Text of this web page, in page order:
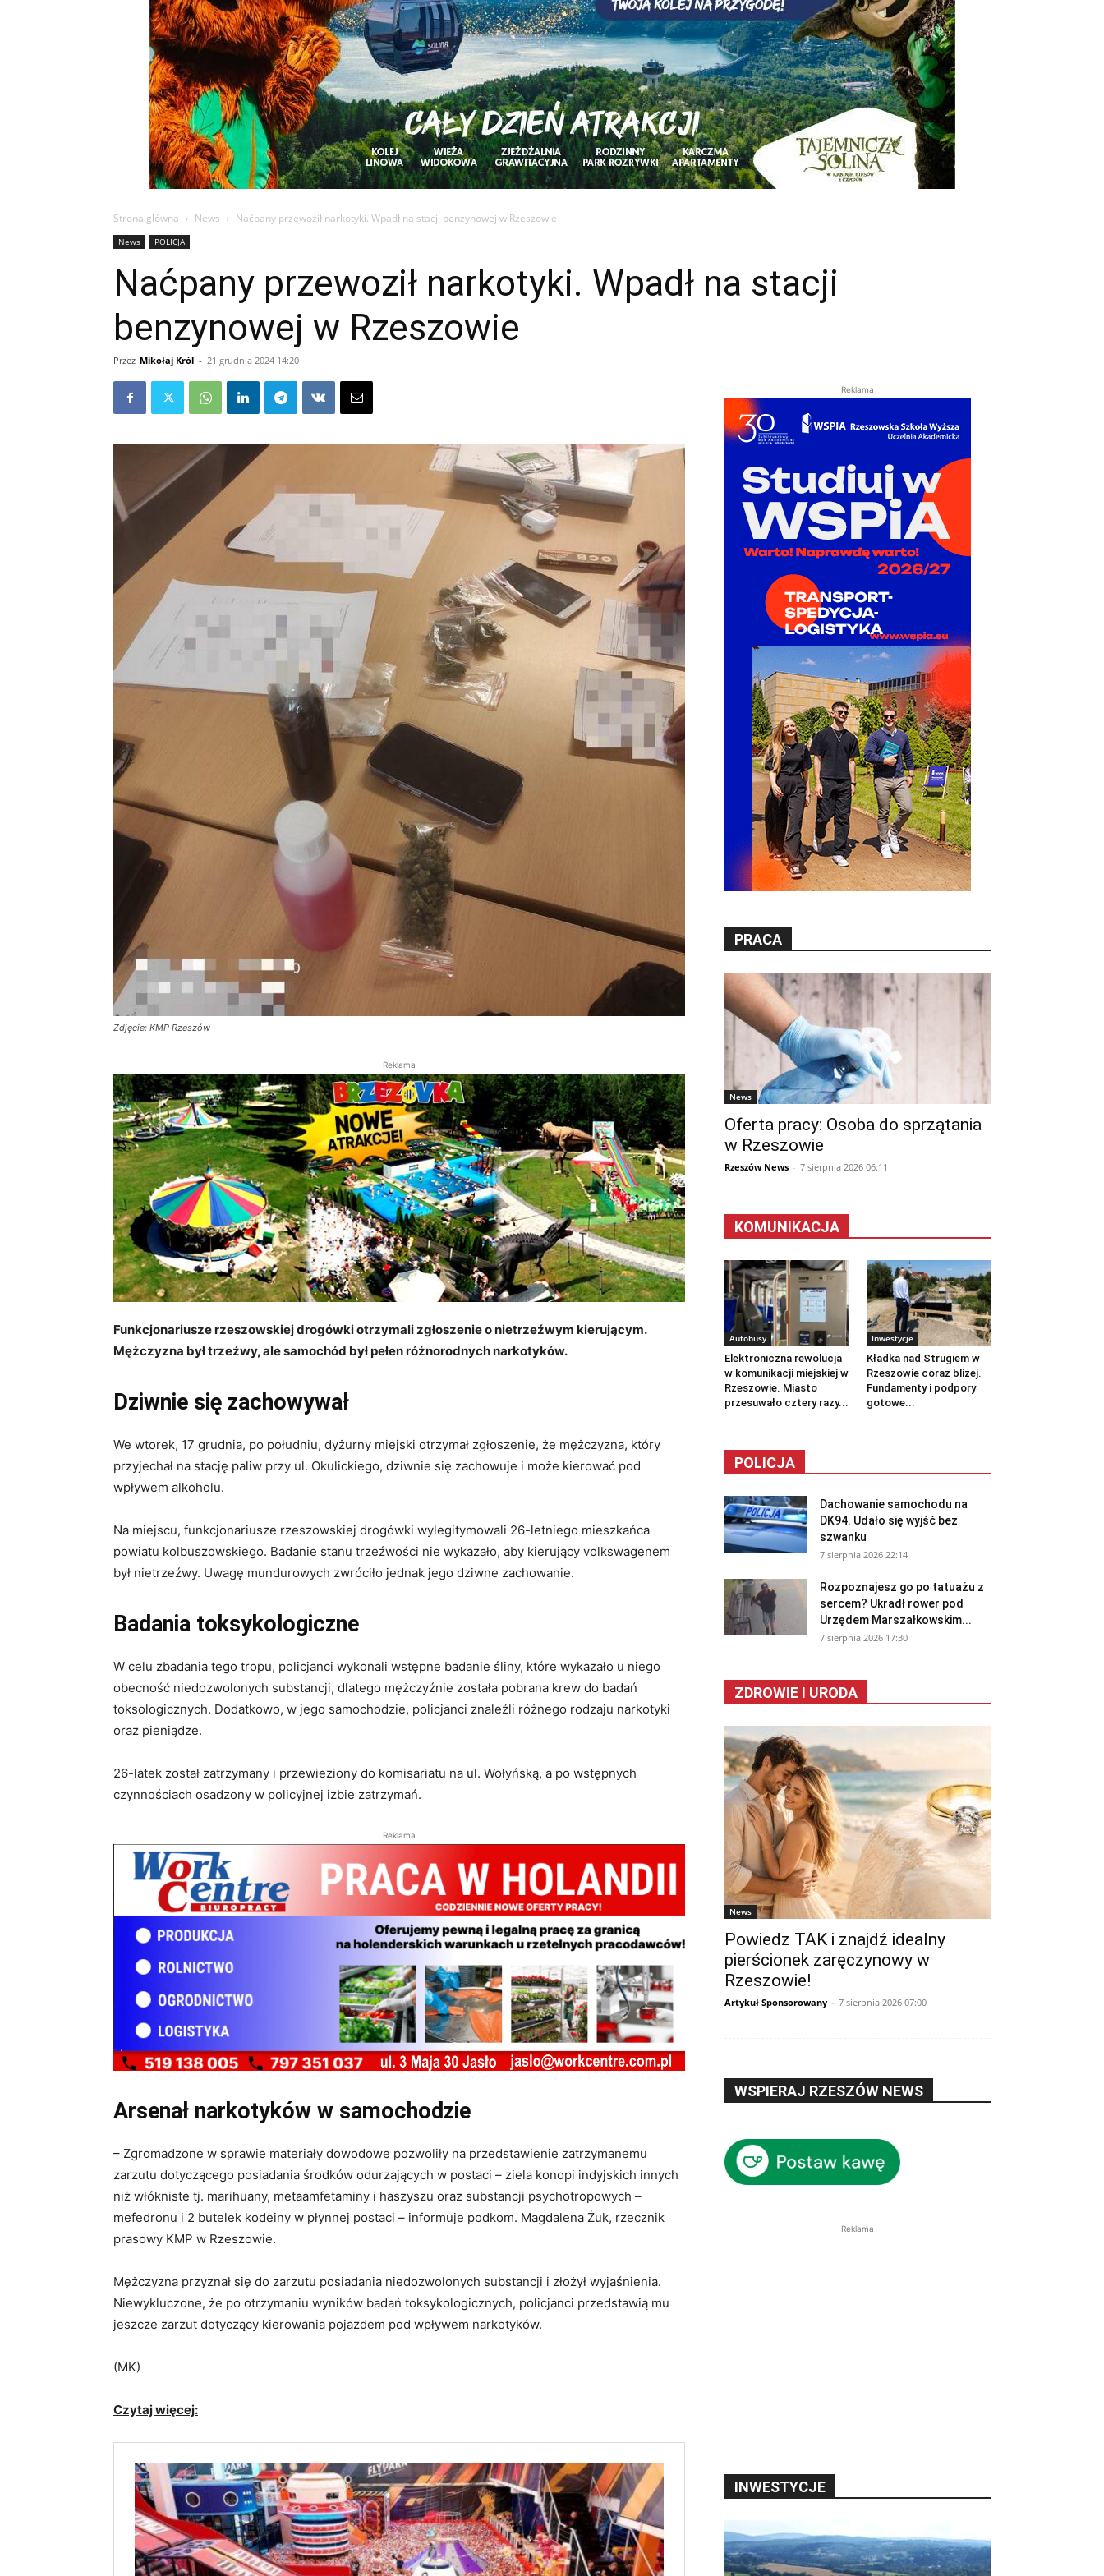
Strona główna News Naćpany przewoził narkotyki. Wpadł na stacji benzynowej w Rzeszowie
News POLICJA
Naćpany przewoził narkotyki. Wpadł na stacji
benzynowej w Rzeszowie
Przez Mikołaj Król - 21 grudnia 2024 14:20
Zdjęcie: KMP Rzeszów
Reklama
Funkcjonariusze rzeszowskiej drogówki otrzymali zgłoszenie o nietrzeźwym kierującym.
Mężczyzna był trzeźwy, ale samochód był pełen różnorodnych narkotyków.
Dziwnie się zachowywał
We wtorek, 17 grudnia, po południu, dyżurny miejski otrzymał zgłoszenie, że mężczyzna, który
przyjechał na stację paliw przy ul. Okulickiego, dziwnie się zachowuje i może kierować pod
wpływem alkoholu.
Na miejscu, funkcjonariusze rzeszowskiej drogówki wylegitymowali 26-letniego mieszkańca
powiatu kolbuszowskiego. Badanie stanu trzeźwości nie wykazało, aby kierujący volkswagenem
był nietrzeźwy. Uwagę mundurowych zwróciło jednak jego dziwne zachowanie.
Badania toksykologiczne
W celu zbadania tego tropu, policjanci wykonali wstępne badanie śliny, które wykazało u niego
obecność niedozwolonych substancji, dlatego mężczyźnie została pobrana krew do badań
toksologicznych. Dodatkowo, w jego samochodzie, policjanci znaleźli różnego rodzaju narkotyki
oraz pieniądze.
26-latek został zatrzymany i przewieziony do komisariatu na ul. Wołyńską, a po wstępnych
czynnościach osadzony w policyjnej izbie zatrzymań.
Reklama
Arsenał narkotyków w samochodzie
– Zgromadzone w sprawie materiały dowodowe pozwoliły na przedstawienie zatrzymanemu
zarzutu dotyczącego posiadania środków odurzających w postaci – ziela konopi indyjskich innych
niż włókniste tj. marihuany, metaamfetaminy i haszyszu oraz substancji psychotropowych –
mefedronu i 2 butelek kodeiny w płynnej postaci – informuje podkom. Magdalena Żuk, rzecznik
prasowy KMP w Rzeszowie.
Mężczyzna przyznał się do zarzutu posiadania niedozwolonych substancji i złożył wyjaśnienia.
Niewykluczone, że po otrzymaniu wyników badań toksykologicznych, policjanci przedstawią mu
jeszcze zarzut dotyczący kierowania pojazdem pod wpływem narkotyków.
(MK)
Czytaj więcej:
Reklama
PRACA
News
Oferta pracy: Osoba do sprzątania
w Rzeszowie
Rzeszów News - 7 sierpnia 2026 06:11
KOMUNIKACJA
Autobusy
Elektroniczna rewolucja
w komunikacji miejskiej w
Rzeszowie. Miasto
przesuwało cztery razy...
Inwestycje
Kładka nad Strugiem w
Rzeszowie coraz bliżej.
Fundamenty i podpory
gotowe...
POLICJA
Dachowanie samochodu na
DK94. Udało się wyjść bez
szwanku
7 sierpnia 2026 22:14
Rozpoznajesz go po tatuażu z
sercem? Ukradł rower pod
Urzędem Marszałkowskim...
7 sierpnia 2026 17:30
ZDROWIE I URODA
News
Powiedz TAK i znajdź idealny
pierścionek zaręczynowy w
Rzeszowie!
Artykuł Sponsorowany - 7 sierpnia 2026 07:00
WSPIERAJ RZESZÓW NEWS
Reklama
INWESTYCJE